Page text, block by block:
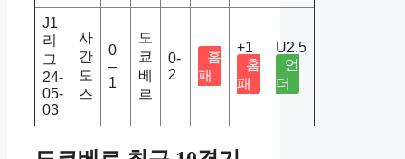
J1
리
그
24-
05-
03
사
간
도
스
0
–
1
도
쿄
베
르
0-
2
홈
패
+1
홈
패
U2.5
언
더